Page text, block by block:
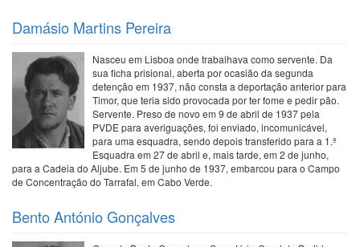
Damásio Martins Pereira
Nasceu em Lisboa onde trabalhava como servente. Da
sua ficha prisional, aberta por ocasião da segunda
detenção em 1937, não consta a deportação anterior para
Timor, que teria sido provocada por ter fome e pedir pão.
Servente. Preso de novo em 9 de abril de 1937 pela
PVDE para averiguações, foi enviado, incomunicável,
para uma esquadra, sendo depois transferido para a 1.ª
Esquadra em 27 de abril e, mais tarde, em 2 de junho,
para a Cadeia do Aljube. Em 5 de junho de 1937, embarcou para o Campo
de Concentração do Tarrafal, em Cabo Verde.
Bento António Gonçalves